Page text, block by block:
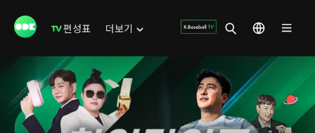
편성표 더보기